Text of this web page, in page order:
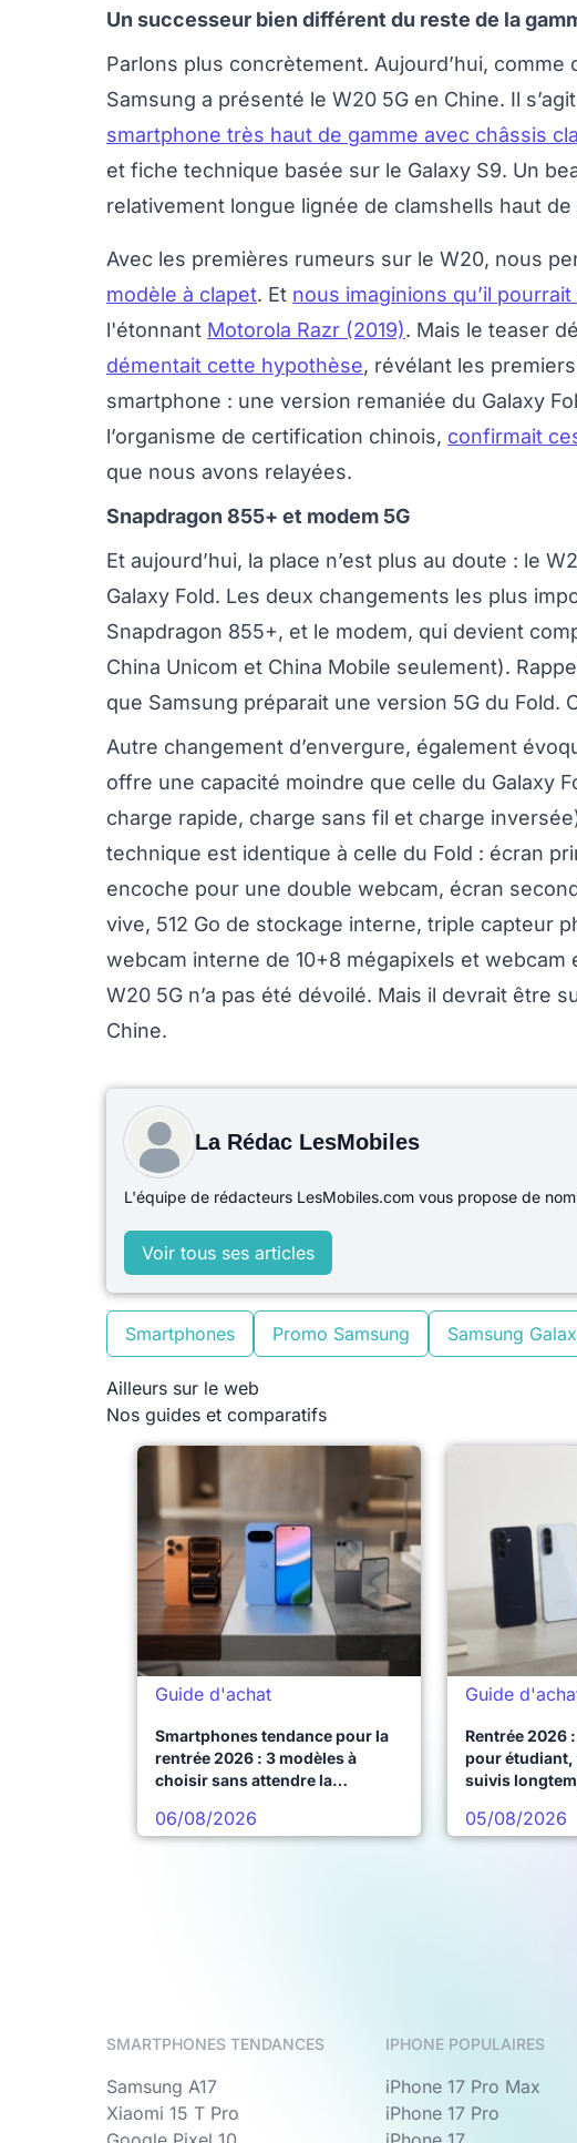
Un successeur bien différent du reste de la
Parlons plus concrètement. Aujourd’hui,
Samsung a présenté le W20 5G en Chine. Il
smartphone très haut de gamme avec châssis
et fiche technique basée sur le Galaxy S9. Un
relativement longue lignée de clamshells haut
Avec les premières rumeurs sur le W20, nous
modèle à clapet. Et nous imaginions qu’il pourrait
l'étonnant Motorola Razr (2019). Mais le teaser
démentait cette hypothèse, révélant les
smartphone : une version remaniée du Galaxy
l’organisme de certification chinois, confirmait
que nous avons relayées.
Snapdragon 855+ et modem 5G
Et aujourd’hui, la place n’est plus au doute : le
Galaxy Fold. Les deux changements les plus
Snapdragon 855+, et le modem, qui devient
China Unicom et China Mobile seulement).
que Samsung préparait une version 5G du Fold.
Autre changement d’envergure, également
offre une capacité moindre que celle du Galaxy
charge rapide, charge sans fil et charge
technique est identique à celle du Fold : écran
encoche pour une double webcam, écran
vive, 512 Go de stockage interne, triple capteur
webcam interne de 10+8 mégapixels et webcam
W20 5G n’a pas été dévoilé. Mais il devrait être
Chine.
La Rédac LesMobiles
L'équipe de rédacteurs LesMobiles.com vous propose de
Voir tous ses articles
Smartphones Promo Samsung Samsung
Ailleurs sur le web
Nos guides et comparatifs
Guide d'achat
Smartphones tendance pour la
rentrée 2026 : 3 modèles à
choisir sans attendre la
06/08/2026
Guide
Rentrée 2026
pour étudiant,
suivis
05/08/2026
SMARTPHONES TENDANCES
Samsung A17
Xiaomi 15 T Pro
IPHONE POPULAIRES
iPhone 17 Pro Max
iPhone 17 Pro